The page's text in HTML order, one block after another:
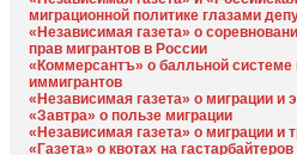
миграционной политике глазами
«Независимая газета» о
прав мигрантов в России
«Коммерсантъ» о балльной системе
иммигрантов
«Независимая газета» о миграции и
«Завтра» о пользе миграции
«Независимая газета» о миграции и
«Газета» о квотах на